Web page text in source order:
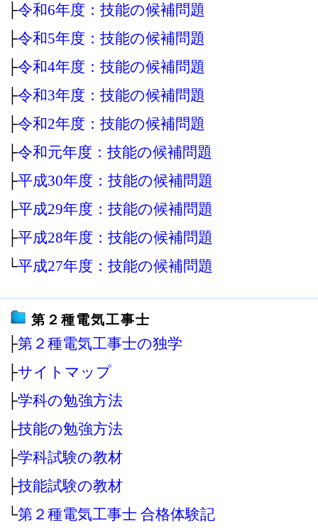
├令和6年度：技能の候補問題
├令和5年度：技能の候補問題
├令和4年度：技能の候補問題
├令和3年度：技能の候補問題
├令和2年度：技能の候補問題
├令和元年度：技能の候補問題
├平成30年度：技能の候補問題
├平成29年度：技能の候補問題
├平成28年度：技能の候補問題
└平成27年度：技能の候補問題
第２種電気工事士
├第２種電気工事士の独学
├サイトマップ
├学科の勉強方法
├技能の勉強方法
├学科試験の教材
├技能試験の教材
└第２種電気工事士 合格体験記